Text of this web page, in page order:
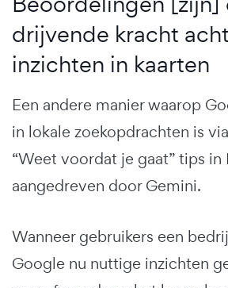
drijvende kracht
inzichten in kaarten
Een andere manier waarop
in lokale zoekopdrachten is
“Weet voordat je gaat” tips in
aangedreven door Gemini.
Wanneer gebruikers een
Google nu nuttige inzichten